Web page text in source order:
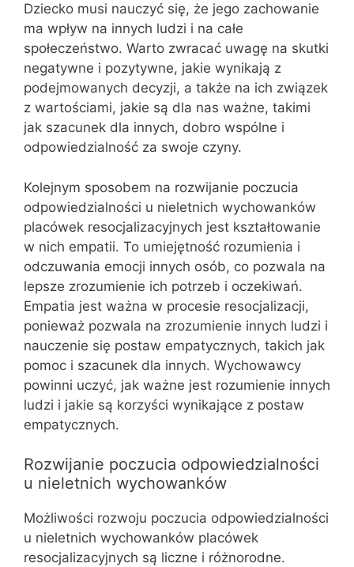
Dziecko musi nauczyć się, że jego zachowanie
ma wpływ na innych ludzi i na całe
społeczeństwo. Warto zwracać uwagę na skutki
negatywne i pozytywne, jakie wynikają z
podejmowanych decyzji, a także na ich związek
z wartościami, jakie są dla nas ważne, takimi
jak szacunek dla innych, dobro wspólne i
odpowiedzialność za swoje czyny.
Kolejnym sposobem na rozwijanie poczucia
odpowiedzialności u nieletnich wychowanków
placówek resocjalizacyjnych jest kształtowanie
w nich empatii. To umiejętność rozumienia i
odczuwania emocji innych osób, co pozwala na
lepsze zrozumienie ich potrzeb i oczekiwań.
Empatia jest ważna w procesie resocjalizacji,
ponieważ pozwala na zrozumienie innych ludzi i
nauczenie się postaw empatycznych, takich jak
pomoc i szacunek dla innych. Wychowawcy
powinni uczyć, jak ważne jest rozumienie innych
ludzi i jakie są korzyści wynikające z postaw
empatycznych.
Rozwijanie poczucia odpowiedzialności
u nieletnich wychowanków
Możliwości rozwoju poczucia odpowiedzialności
u nieletnich wychowanków placówek
resocjalizacyjnych są liczne i różnorodne.